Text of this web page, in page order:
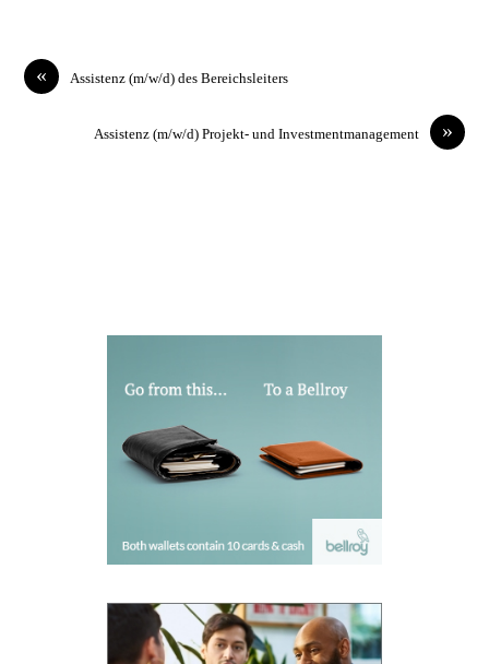
« Assistenz (m/w/d) des Bereichsleiters
»
Assistenz (m/w/d) Projekt- und Investmentmanagement